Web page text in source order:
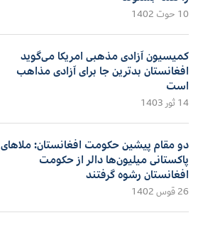
10 حوت 1402
کمیسیون آزادی مذهبی امریکا می‌گوید
افغانستان بدترین جا برای آزادی مذاهب
است
14 ثور 1403
دو مقام پیشین حکومت افغانستان: ملاهای
پاکستانی میلیون‌ها دالر از حکومت
افغانستان رشوه گرفتند
26 قوس 1402